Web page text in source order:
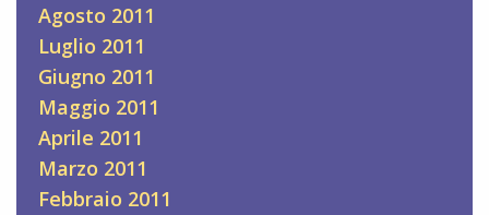
Agosto 2011
Luglio 2011
Giugno 2011
Maggio 2011
Aprile 2011
Marzo 2011
Febbraio 2011